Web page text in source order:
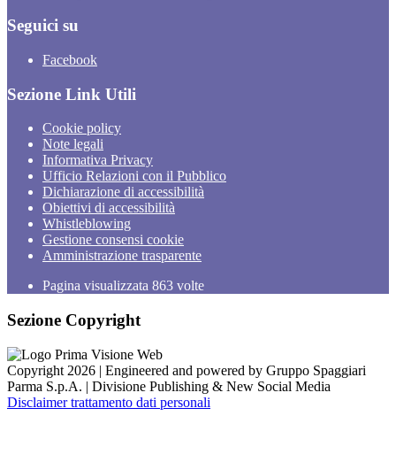
Seguici su
Facebook
Sezione Link Utili
Cookie policy
Note legali
Informativa Privacy
Ufficio Relazioni con il Pubblico
Dichiarazione di accessibilità
Obiettivi di accessibilità
Whistleblowing
Gestione consensi cookie
Amministrazione trasparente
Pagina visualizzata 863 volte
Sezione Copyright
Copyright 2026 | Engineered and powered by Gruppo Spaggiari
Parma S.p.A. | Divisione Publishing & New Social Media
Disclaimer trattamento dati personali